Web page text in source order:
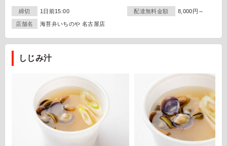
締切 1日前15:00 配達無料金額 8,000円～
店舗名 海苔弁いちのや 名古屋店
しじみ汁